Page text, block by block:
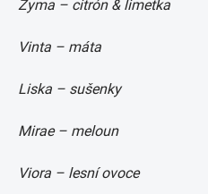
Zyma – citrón & limetka
Vinta – máta
Liska – sušenky
Mirae – meloun
Viora – lesní ovoce